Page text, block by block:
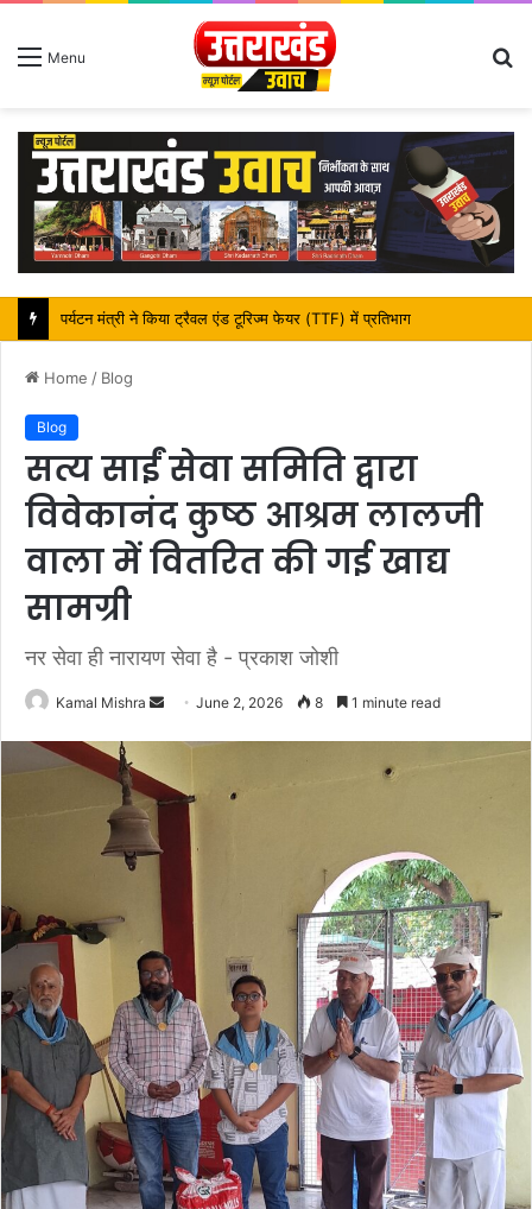
Menu
महापौर शंभू पासवान के जन्मदिवस पर क्षेत्र में विकास की सौगात
Home / Blog
Blog
सत्य साईं सेवा समिति द्वारा
विवेकानंद कुष्ठ आश्रम लालजी
वाला में वितरित की गई खाद्य
सामग्री
नर सेवा ही नारायण सेवा है - प्रकाश जोशी
Kamal Mishra
SendJune 2, 2026 8 1 minute read